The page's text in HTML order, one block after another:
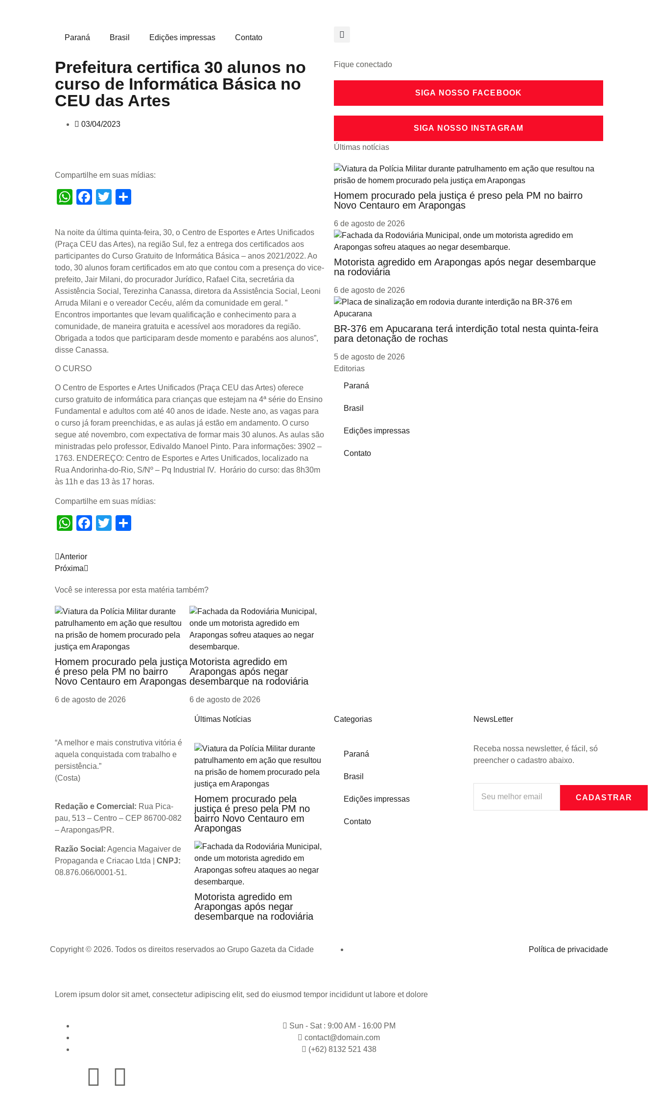
Paraná Brasil Edições impressas Contato
Prefeitura certifica 30 alunos no
curso de Informática Básica no
CEU das Artes
03/04/2023
Compartilhe em suas mídias:
WhatsApp
Facebook
Twitter
Na noite da última quinta-feira, 30, o Centro de Esportes e Artes Unificados
(Praça CEU das Artes), na região Sul, fez a entrega dos certificados aos
participantes do Curso Gratuito de Informática Básica – anos 2021/2022. Ao
todo, 30 alunos foram certificados em ato que contou com a presença do vice-
prefeito, Jair Milani, do procurador Jurídico, Rafael Cita, secretária da
Assistência Social, Terezinha Canassa, diretora da Assistência Social, Leoni
Arruda Milani e o vereador Cecéu, além da comunidade em geral. ”
Encontros importantes que levam qualificação e conhecimento para a
comunidade, de maneira gratuita e acessível aos moradores da região.
Obrigada a todos que participaram desde momento e parabéns aos alunos”,
disse Canassa.
O CURSO
O Centro de Esportes e Artes Unificados (Praça CEU das Artes) oferece
curso gratuito de informática para crianças que estejam na 4ª série do Ensino
Fundamental e adultos com até 40 anos de idade. Neste ano, as vagas para
o curso já foram preenchidas, e as aulas já estão em andamento. O curso
segue até novembro, com expectativa de formar mais 30 alunos. As aulas são
ministradas pelo professor, Edivaldo Manoel Pinto. Para informações: 3902 –
1763. ENDEREÇO: Centro de Esportes e Artes Unificados, localizado na
Rua Andorinha-do-Rio, S/Nº – Pq Industrial IV. Horário do curso: das 8h30m
às 11h e das 13 às 17 horas.
Compartilhe em suas mídias:
WhatsApp
Facebook
Twitter
Anterior
Próxima
Você se interessa por esta matéria também?
Homem procurado pela justiça
é preso pela PM no bairro
Novo Centauro em Arapongas
6 de agosto de 2026
Motorista agredido em
Arapongas após negar
desembarque na rodoviária
6 de agosto de 2026
Fique conectado
SIGA NOSSO FACEBOOK
SIGA NOSSO INSTAGRAM
Últimas notícias
Homem procurado pela justiça é preso pela PM no bairro
Novo Centauro em Arapongas
6 de agosto de 2026
Motorista agredido em Arapongas após negar desembarque
na rodoviária
6 de agosto de 2026
BR-376 em Apucarana terá interdição total nesta quinta-feira
para detonação de rochas
5 de agosto de 2026
Editorias
Paraná
Brasil
Edições impressas
Contato
“A melhor e mais construtiva vitória é
aquela conquistada com trabalho e
persistência.”
(Costa)
Redação e Comercial: Rua Pica-
pau, 513 – Centro – CEP 86700-082
– Arapongas/PR.
Razão Social: Agencia Magaiver de
Propaganda e Criacao Ltda
CNPJ:
08.876.066/0001-51.
Últimas Notícias
Homem procurado pela
justiça é preso pela PM no
bairro Novo Centauro em
Arapongas
Motorista agredido em
Arapongas após negar
desembarque na rodoviária
Categorias
Paraná
Brasil
Edições impressas
Contato
NewsLetter
Receba nossa newsletter, é fácil, só
preencher o cadastro abaixo.
CADASTRAR
Copyright © 2026. Todos os direitos reservados ao Grupo Gazeta da Cidade Política de privacidade
Lorem ipsum dolor sit amet, consectetur adipiscing elit, sed do eiusmod tempor incididunt ut labore et dolore
Sun - Sat : 9:00 AM - 16:00 PM
contact@domain.com
(+62) 8132 521 438